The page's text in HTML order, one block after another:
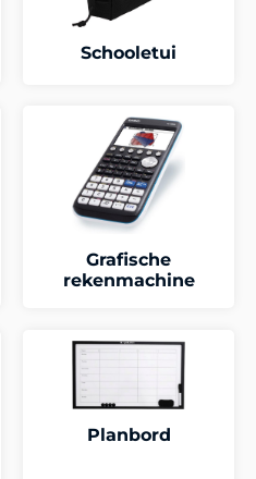
Schooletui
Grafische
rekenmachine
Planbord